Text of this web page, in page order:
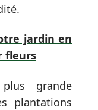
jardin en
fleurs
grande
plantations